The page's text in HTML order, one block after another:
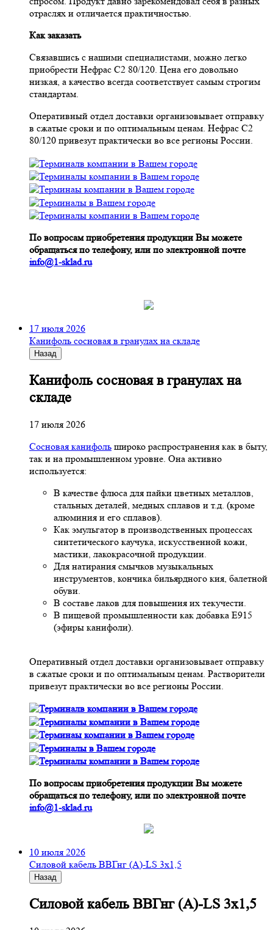
отраслях и отличается практичностью.
Как заказать
Связавшись с нашими специалистами, можно легко
приобрести Нефрас С2 80/120. Цена его довольно
низкая, а качество всегда соответствует самым строгим
стандартам.
Оперативный отдел доставки организовывает отправку
в сжатые сроки и по оптимальным ценам. Нефрас С2
80/120 привезут практически во все регионы России.
По вопросам приобретения продукции Вы можете
обращаться по телефону, или по электронной почте
info@1-sklad.ru
17 июля 2026
Канифоль сосновая в гранулах на складе
Назад
Канифоль сосновая в гранулах на
складе
17 июля 2026
Сосновая канифоль широко распространения как в быту,
так и на промышленном уровне. Она активно
используется:
В качестве флюса для пайки цветных металлов,
стальных деталей, медных сплавов и т.д. (кроме
алюминия и его сплавов).
Как эмульгатор в производственных процессах
синтетического каучука, искусственной кожи,
мастики, лакокрасочной продукции.
Для натирания смычков музыкальных
инструментов, кончика бильярдного кия, балетной
обуви.
В составе лаков для повышения их текучести.
В пищевой промышленности как добавка Е915
(эфиры канифоли).
Оперативный отдел доставки организовывает отправку
в сжатые сроки и по оптимальным ценам. Растворители
привезут практически во все регионы России.
По вопросам приобретения продукции Вы можете
обращаться по телефону, или по электронной почте
info@1-sklad.ru
10 июля 2026
Cиловой кабель ВВГнг (A)-LS 3х1,5
Назад
Cиловой кабель ВВГнг (A)-LS 3х1,5